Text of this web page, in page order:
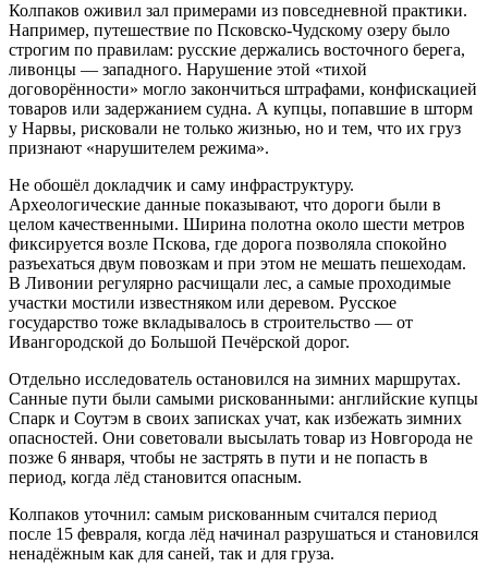
Колпаков оживил зал примерами из повседневной практики.
Например, путешествие по Псковско-Чудскому озеру было
строгим по правилам: русские держались восточного берега,
ливонцы — западного. Нарушение этой «тихой
договорённости» могло закончиться штрафами, конфискацией
товаров или задержанием судна. А купцы, попавшие в шторм
у Нарвы, рисковали не только жизнью, но и тем, что их груз
признают «нарушителем режима».
Не обошёл докладчик и саму инфраструктуру.
Археологические данные показывают, что дороги были в
целом качественными. Ширина полотна около шести метров
фиксируется возле Пскова, где дорога позволяла спокойно
разъехаться двум повозкам и при этом не мешать пешеходам.
В Ливонии регулярно расчищали лес, а самые проходимые
участки мостили известняком или деревом. Русское
государство тоже вкладывалось в строительство — от
Ивангородской до Большой Печёрской дорог.
Отдельно исследователь остановился на зимних маршрутах.
Санные пути были самыми рискованными: английские купцы
Спарк и Соутэм в своих записках учат, как избежать зимних
опасностей. Они советовали высылать товар из Новгорода не
позже 6 января, чтобы не застрять в пути и не попасть в
период, когда лёд становится опасным.
Колпаков уточнил: самым рискованным считался период
после 15 февраля, когда лёд начинал разрушаться и становился
ненадёжным как для саней, так и для груза.